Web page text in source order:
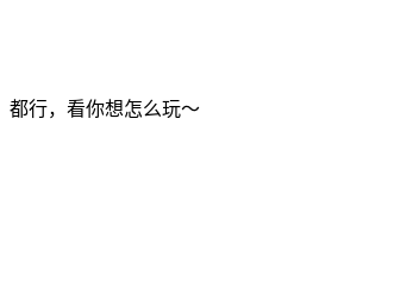
都行，看你想怎么玩～